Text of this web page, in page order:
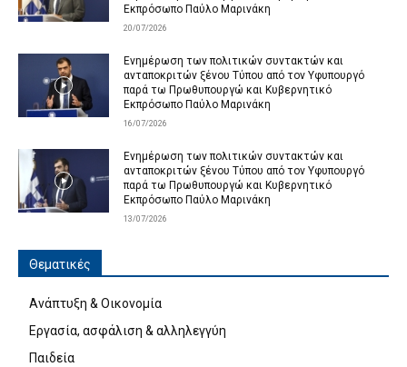
Εκπρόσωπο Παύλο Μαρινάκη
20/07/2026
Ενημέρωση των πολιτικών συντακτών και
ανταποκριτών ξένου Τύπου από τον Υφυπουργό
παρά τω Πρωθυπουργώ και Κυβερνητικό
Εκπρόσωπο Παύλο Μαρινάκη
16/07/2026
Ενημέρωση των πολιτικών συντακτών και
ανταποκριτών ξένου Τύπου από τον Υφυπουργό
παρά τω Πρωθυπουργώ και Κυβερνητικό
Εκπρόσωπο Παύλο Μαρινάκη
13/07/2026
Θεματικές
Ανάπτυξη & Οικονομία
Εργασία, ασφάλιση & αλληλεγγύη
Παιδεία